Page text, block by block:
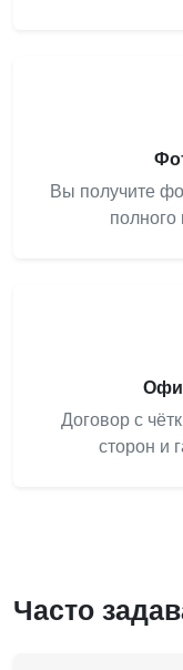
Вы получите
полного
Договор с
сторон и
Часто